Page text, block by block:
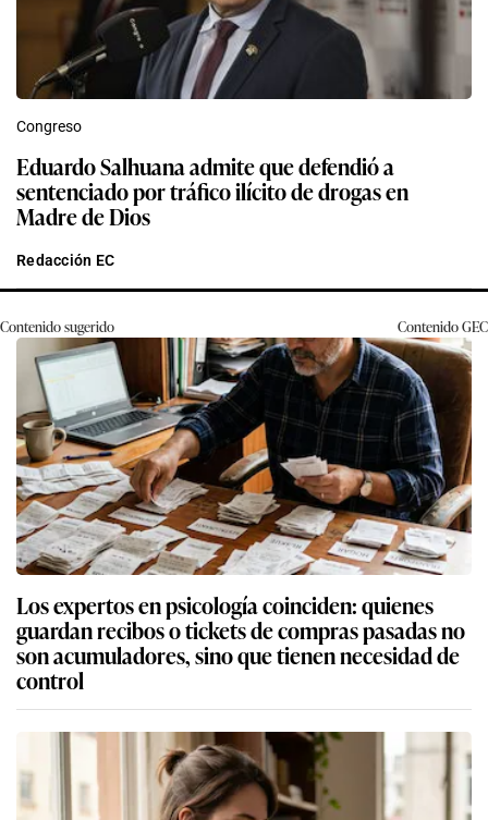
Congreso
Eduardo Salhuana admite que defendió a
sentenciado por tráfico ilícito de drogas en
Madre de Dios
Redacción EC
Contenido sugerido ContenidoGEC
Los expertos en psicología coinciden: quienes
guardan recibos o tickets de compras pasadas no
son acumuladores, sino que tienen necesidad de
control